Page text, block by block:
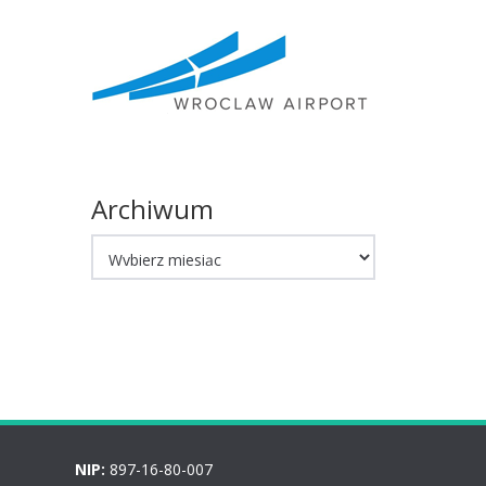
Archiwum
NIP: 897-16-80-007